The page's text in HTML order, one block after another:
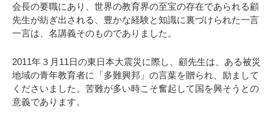
会長の要職にあり、世界の教育界の至宝の存在であられる顧
先生が紡ぎ出される、豊かな経験と知識に裏づけられた一言
一言は、名講義そのものでありました。
2011年３月11日の東日本大震災に際し、顧先生は、ある被災
地域の青年教育者に「多難興邦」の言葉を贈られ、励まして
くださいました。苦難が多い時こそ奮起して国を興そうとの
意義であります。